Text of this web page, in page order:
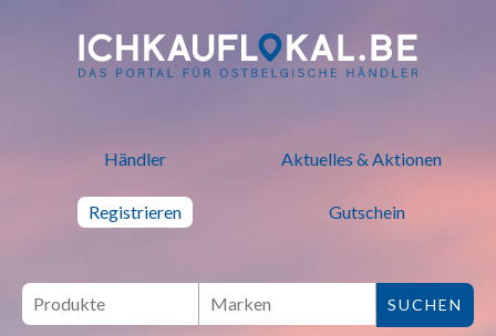
ich kauf lokal - Bei lokalen
Händler Aktuelles & Aktionen
Registrieren Gutschein